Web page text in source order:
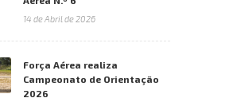
14 de Abril de 2026
Força Aérea realiza
Campeonato de Orientação
2026